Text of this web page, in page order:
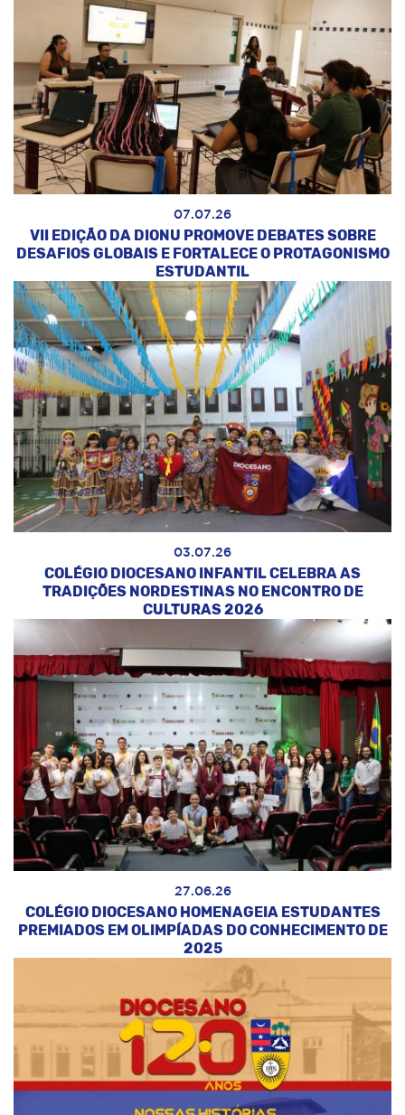
07.07.26
VII EDIÇÃO DA DIONU PROMOVE DEBATES SOBRE
DESAFIOS GLOBAIS E FORTALECE O PROTAGONISMO
ESTUDANTIL
03.07.26
COLÉGIO DIOCESANO INFANTIL CELEBRA AS
TRADIÇÕES NORDESTINAS NO ENCONTRO DE
CULTURAS 2026
27.06.26
COLÉGIO DIOCESANO HOMENAGEIA ESTUDANTES
PREMIADOS EM OLIMPÍADAS DO CONHECIMENTO DE
2025